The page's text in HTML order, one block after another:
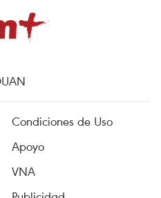
Condiciones de Uso
Apoyo
VNA